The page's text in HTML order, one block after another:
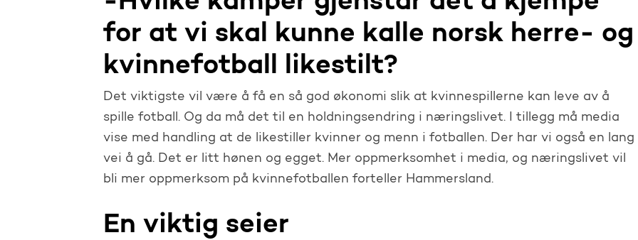
for at vi skal kunne kalle norsk herre- og
kvinnefotball likestilt?
Det viktigste vil være å få en så god økonomi slik at kvinnespillerne kan leve av å
spille fotball. Og da må det til en holdningsendring i næringslivet. I tillegg må media
vise med handling at de likestiller kvinner og menn i fotballen. Der har vi også en lang
vei å gå. Det er litt hønen og egget. Mer oppmerksomhet i media, og næringslivet vil
bli mer oppmerksom på kvinnefotballen forteller Hammersland.
En viktig seier